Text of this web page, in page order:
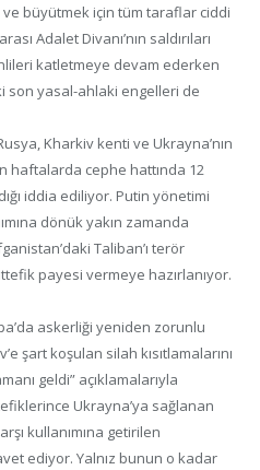
ve büyütmek için tüm taraflar ciddi
Adalet Divanı’nın saldırıları
katletmeye devam ederken
son yasal-ahlaki engelleri de
Kharkiv kenti ve Ukrayna’nın
haftalarda cephe hattında 12
iddia ediliyor. Putin yönetimi
dönük yakın zamanda
Taliban’ı terör
payesi vermeye hazırlanıyor.
askerliği yeniden zorunlu
şart koşulan silah kısıtlamalarını
geldi” açıklamalarıyla
Ukrayna’ya sağlanan
kullanımına getirilen
ediyor. Yalnız bunun o kadar